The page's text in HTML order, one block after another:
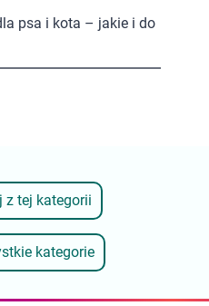
psa i kota – jakie i do
kategorie
z tej kategorii